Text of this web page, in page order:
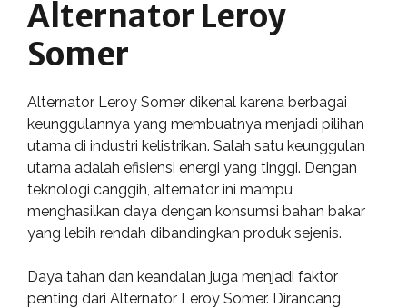
Alternator Leroy
Somer
Alternator Leroy Somer dikenal karena berbagai
keunggulannya yang membuatnya menjadi pilihan
utama di industri kelistrikan. Salah satu keunggulan
utama adalah efisiensi energi yang tinggi. Dengan
teknologi canggih, alternator ini mampu
menghasilkan daya dengan konsumsi bahan bakar
yang lebih rendah dibandingkan produk sejenis.
Daya tahan dan keandalan juga menjadi faktor
penting dari Alternator Leroy Somer. Dirancang